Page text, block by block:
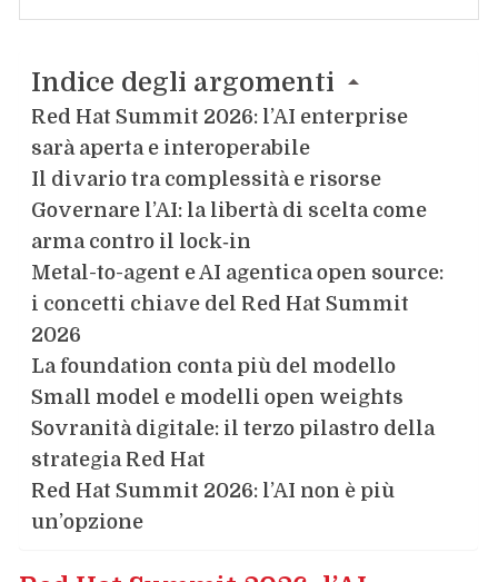
Indice degli argomenti
Red Hat Summit 2026: l’AI enterprise
sarà aperta e interoperabile
Il divario tra complessità e risorse
Governare l’AI: la libertà di scelta come
arma contro il lock‑in
Metal-to-agent e AI agentica open source:
i concetti chiave del Red Hat Summit
2026
La foundation conta più del modello
Small model e modelli open weights
Sovranità digitale: il terzo pilastro della
strategia Red Hat
Red Hat Summit 2026: l’AI non è più
un’opzione